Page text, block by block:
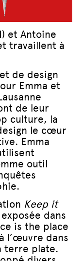
et Antoine
travaillent à
de design
Emma et
de leur
culture, la
le cœur
Emma
outil
Keep it
dans
is the place
l’œuvre dans
terre plate.